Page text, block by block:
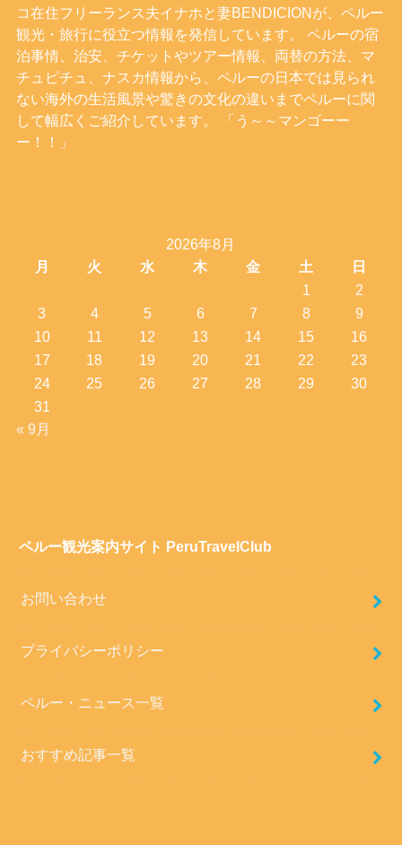
コ在住フリーランス夫イナホと妻BENDICIONが、ペルー
観光・旅行に役立つ情報を発信しています。 ペルーの宿
泊事情、治安、チケットやツアー情報、両替の方法、マ
チュピチュ、ナスカ情報から、ペルーの日本では見られ
ない海外の生活風景や驚きの文化の違いまでペルーに関
して幅広くご紹介しています。 「う～～マンゴーー
ー！！」
2026年8月
月
火 水 木 金 土
日
1
2
3
4 5 6 7 8
9
10
11 12 13 14 15
16
17
18 19 20 21 22
23
24
25 26 27 28 29
30
31
« 9月
ペルー観光案内サイト PeruTravelClub
お問い合わせ
プライバシーポリシー
ペルー・ニュース一覧
おすすめ記事一覧